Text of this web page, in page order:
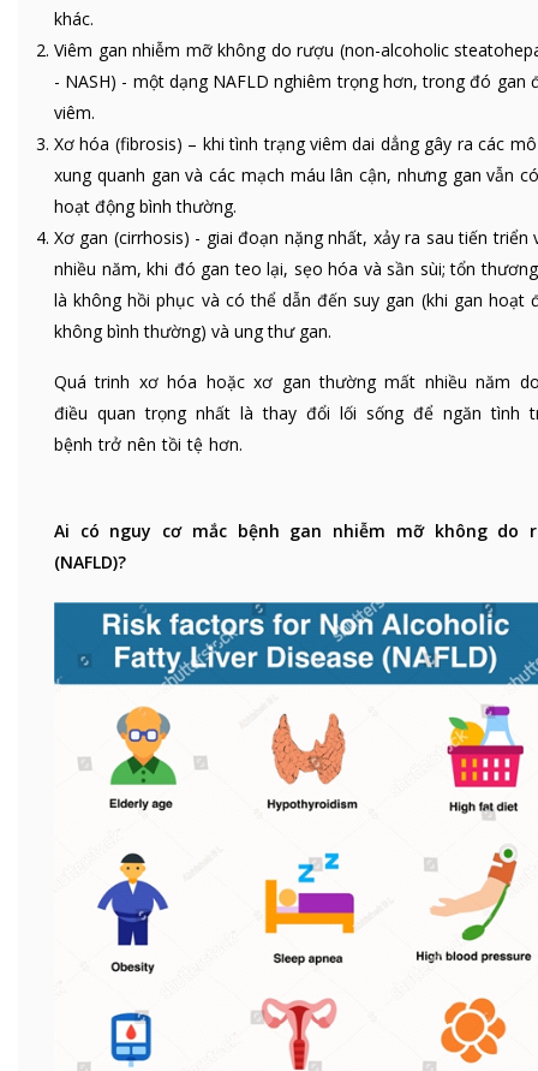
khác.
Viêm gan nhiễm mỡ không do rượu (non-alcoholic
- NASH) - một dạng NAFLD nghiêm trọng hơn, trong đó gan
viêm.
Xơ hóa (fibrosis) – khi tình trạng viêm dai dẳng gây ra các
xung quanh gan và các mạch máu lân cận, nhưng gan vẫn
hoạt động bình thường.
Xơ gan (cirrhosis) - giai đoạn nặng nhất, xảy ra sau tiến triển
nhiều năm, khi đó gan teo lại, sẹo hóa và sần sùi; tổn
là không hồi phục và có thể dẫn đến suy gan (khi gan hoạt
không bình thường) và ung thư gan.
Quá trinh xơ hóa hoặc xơ gan thường mất nhiều năm
điều quan trọng nhất là thay đổi lối sống để ngăn tình
bệnh trở nên tồi tệ hơn.
Ai có nguy cơ mắc bệnh gan nhiễm mỡ không do
(NAFLD)?